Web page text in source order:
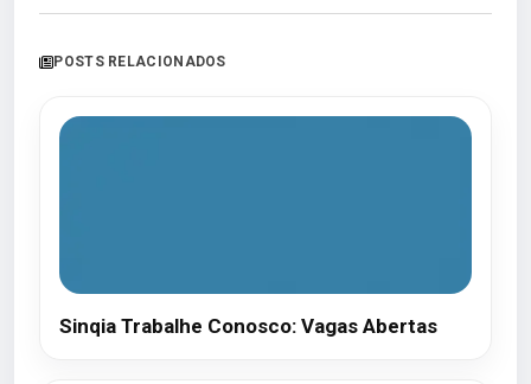
POSTS RELACIONADOS
Sinqia Trabalhe Conosco: Vagas Abertas